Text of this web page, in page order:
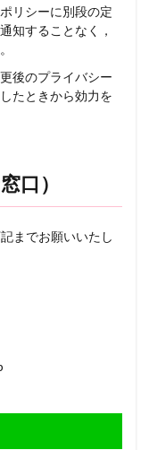
リシーに別段の定
知することなく，
後のプライバシー
たときから効力を
口）
までお願いいたし